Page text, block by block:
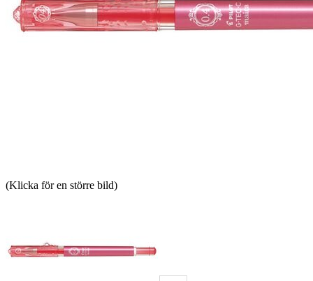
(Klicka för en större bild)